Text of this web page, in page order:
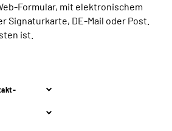
(DGS)
Formular, mit elektronischem
Signaturkarte, DE-Mail oder Post.
ist.